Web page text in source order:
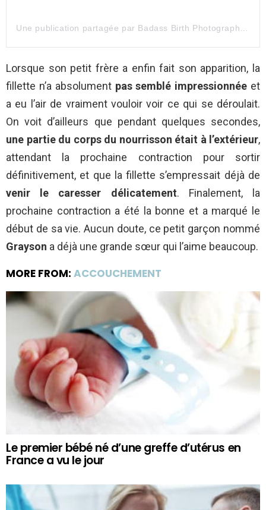
Lorsque son petit frère a enfin fait son apparition, la
fillette n’a absolumentpas semblé impressionnée et
a eu l’air de vraiment vouloir voir ce qui se déroulait.
On voit d’ailleurs que pendant quelques secondes,
une partie du corps du nourrisson était à l’extérieur,
attendant la prochaine contraction pour sortir
définitivement, et que la fillette s’empressait déjà de
venir le caresser délicatement. Finalement, la
prochaine contraction a été la bonne et a marqué le
début de sa vie. Aucun doute, ce petit garçon nommé
Grayson a déjà une grande sœur qui l’aime beaucoup.
MORE FROM: ACCOUCHEMENT
Le premier bébé né d’une greffe d’utérus en
France a vu le jour